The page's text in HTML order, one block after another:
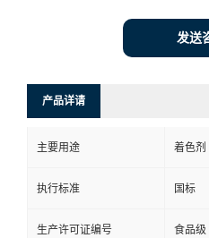
发送
产品详请
主要用途 着色剂
执行标准 国标
生产许可证编号 食品级